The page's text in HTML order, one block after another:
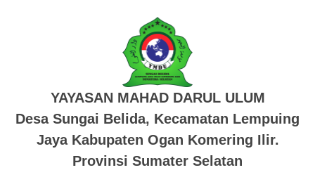
YAYASAN MAHAD DARUL ULUM
Desa Sungai Belida, Kecamatan Lempuing
Jaya Kabupaten Ogan Komering Ilir.
Provinsi Sumater Selatan